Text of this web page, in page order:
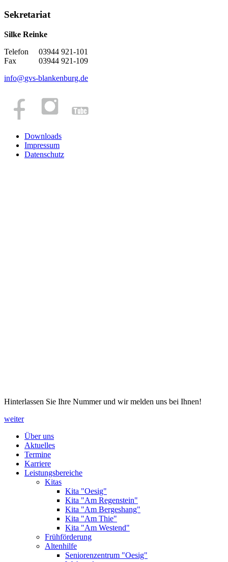
Sekretariat
Silke Reinke
Telefon 03944 921-101
Fax 03944 921-109
info@gvs-blankenburg.de
Downloads
Impressum
Datenschutz
Hinterlassen Sie Ihre Nummer und wir melden uns bei Ihnen!
weiter
Über uns
Aktuelles
Termine
Karriere
Leistungsbereiche
Kitas
Kita "Oesig"
Kita "Am Regenstein"
Kita "Am Bergeshang"
Kita "Am Thie"
Kita "Am Westend"
Frühförderung
Altenhilfe
Seniorenzentrum "Oesig"